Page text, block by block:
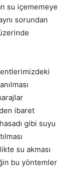
su içememeye
sorundan
ibaret
gibi suyu
su akması
bu yöntemler